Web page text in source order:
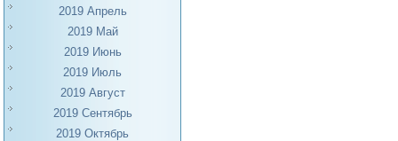
2019 Апрель
2019 Май
2019 Июнь
2019 Июль
2019 Август
2019 Сентябрь
2019 Октябрь